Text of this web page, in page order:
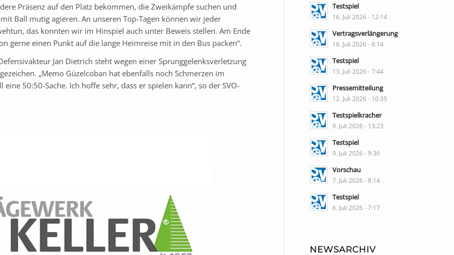
Präsenz auf den Platz bekommen, die Zweikämpfe suchen und
Ball mutig agieren. An unseren Top-Tagen können wir jeder
das konnten wir im Hinspiel auch unter Beweis stellen. Am Ende
gerne einen Punkt auf die lange Heimreise mit in den Bus packen“.
Jan Dietrich steht wegen einer Sprunggelenksverletzung
„Memo Güzelcoban hat ebenfalls noch Schmerzen im
eine 50:50-Sache. Ich hoffe sehr, dass er spielen kann“, so der SVO-
Testspiel
16. Juli 2026 - 12:14
Vertragsverlängerung
16. Juli 2026 - 8:14
Testspiel
13. Juli 2026 - 7:44
Pressemitteilung
12. Juli 2026 - 10:35
Testspielkracher
9. Juli 2026 - 13:23
Testspiel
9. Juli 2026 - 9:36
Vorschau
7. Juli 2026 - 8:14
Testspiel
6. Juli 2026 - 7:17
NEWSARCHIV